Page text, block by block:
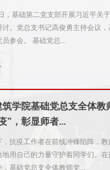
，基础第二党支部开展习近平关
讨。党总支书记高俊勇主持会议，
部全体党员参会。 基础党总...
学院基础党总支全体教师
”，彰显师者...
，抗疫工作者在前线冲锋陷阵，教
地用自己的力量守护着同学们。在
，基础党总支全体教师党...